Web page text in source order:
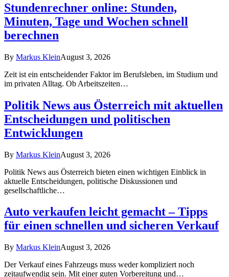
Stundenrechner online: Stunden,
Minuten, Tage und Wochen schnell
berechnen
By Markus KleinAugust 3, 2026
Zeit ist ein entscheidender Faktor im Berufsleben, im Studium und
im privaten Alltag. Ob Arbeitszeiten…
Politik News aus Österreich mit aktuellen
Entscheidungen und politischen
Entwicklungen
By Markus KleinAugust 3, 2026
Politik News aus Österreich bieten einen wichtigen Einblick in
aktuelle Entscheidungen, politische Diskussionen und
gesellschaftliche…
Auto verkaufen leicht gemacht – Tipps
für einen schnellen und sicheren Verkauf
By Markus KleinAugust 3, 2026
Der Verkauf eines Fahrzeugs muss weder kompliziert noch
zeitaufwendig sein. Mit einer guten Vorbereitung und…